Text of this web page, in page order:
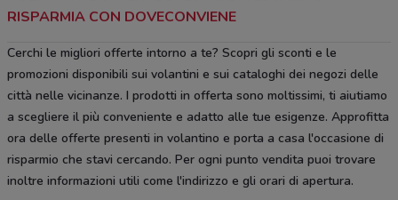
RISPARMIA CON DOVECONVIENE
Cerchi le migliori offerte intorno a te? Scopri gli sconti e le
promozioni disponibili sui volantini e sui cataloghi dei negozi delle
città nelle vicinanze. I prodotti in offerta sono moltissimi, ti aiutiamo
a scegliere il più conveniente e adatto alle tue esigenze. Approfitta
ora delle offerte presenti in volantino e porta a casa l'occasione di
risparmio che stavi cercando. Per ogni punto vendita puoi trovare
inoltre informazioni utili come l'indirizzo e gli orari di apertura.